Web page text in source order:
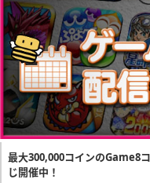
最大300,000コインのGame8
じ開催中！